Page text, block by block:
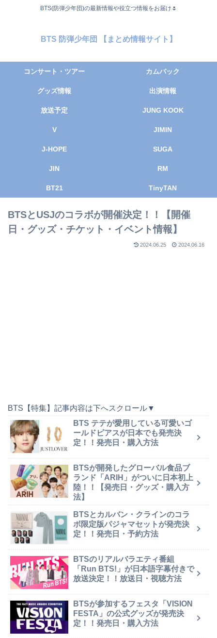
BTS(防弾少年団)の最新情報や役立つ情報をお届け🌷
BTS 防弾少年団 【まとめ情報サイト】
コンサート・ツアー カムバック
グッズ情報 出演情報
放送予定 JUNG KOOK
V JIMIN
J-HOPE SUGA
JIN RM
BT21 TinyTAN
BTSとUSJのコラボが開催決定！！【開催
日・グッズ・チケット・イベント情報】
2024.06.25 2024.06.16
BTS【特集】記事内容は下へスクロール▼
BTS テテが愛用している可愛いゴ
ールドピアスが日本でも発売決
定！！発売日・購入方法
BTSが開発したグローバル食品ブ
ランド「ARIH」がついに日本初上
陸！！【発売日・グッズ・購入方
法】
BTSとカルバン・クラインのコラ
ボ限定版パジャマセットが発売決
定！！発売日・予約方法
BTSのリアルバラエティ番組
「Run BTS!」が日本語字幕付きで
放送決定！！放送日・視聴方法
BTSが参加するフェスタ「VISION
FESTA」の公式グッズが発売決
定！！発売日・購入方法